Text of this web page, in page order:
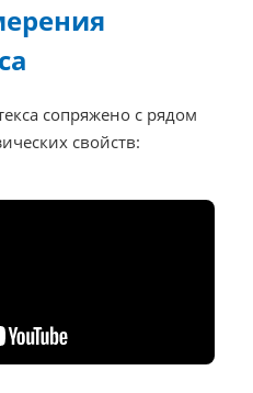
сопряжено с рядом
свойств: